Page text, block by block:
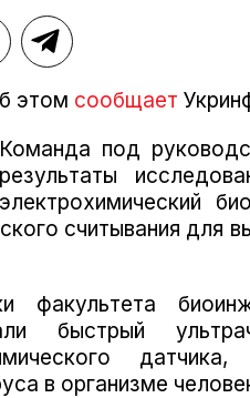
б этом сообщает
Команда под
результаты
электрохимический
считывания для
факультета
быстрый
в организме